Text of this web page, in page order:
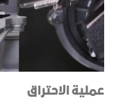
عملية الاحتراق